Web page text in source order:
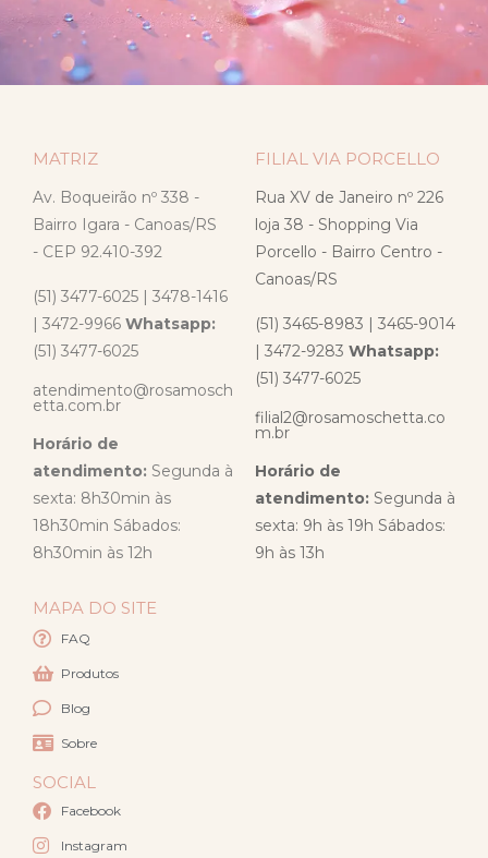
MATRIZ
Av. Boqueirão nº 338 -
Bairro Igara - Canoas/RS
- CEP 92.410-392
(51) 3477-6025 | 3478-1416
| 3472-9966 Whatsapp:
(51) 3477-6025
atendimento@rosamosch
etta.com.br
Horário de
atendimento: Segunda à
sexta: 8h30min às
18h30min Sábados:
8h30min às 12h
FILIAL VIA PORCELLO
Rua XV de Janeiro nº 226
loja 38 - Shopping Via
Porcello - Bairro Centro -
Canoas/RS
(51) 3465-8983 | 3465-9014
| 3472-9283 Whatsapp:
(51) 3477-6025
filial2@rosamoschetta.co
m.br
Horário de
atendimento: Segunda à
sexta: 9h às 19h Sábados:
9h às 13h
MAPA DO SITE
FAQ
Produtos
Blog
Sobre
SOCIAL
Facebook
Instagram